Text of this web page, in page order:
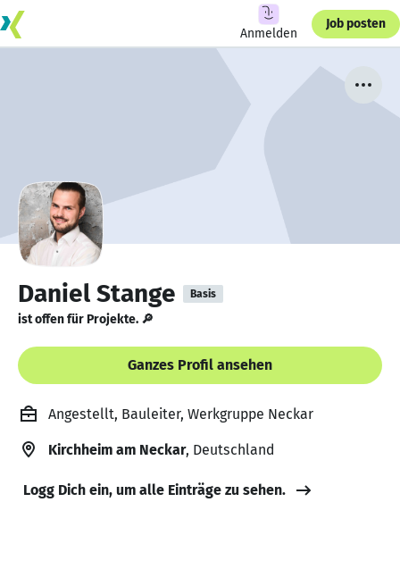
Anmelden
Job posten
Daniel Stange Basis
ist offen für Projekte. 🔎
Ganzes Profil ansehen
Angestellt, Bauleiter, Werkgruppe Neckar
Kirchheim am Neckar, Deutschland
Logg Dich ein, um alle Einträge zu sehen.